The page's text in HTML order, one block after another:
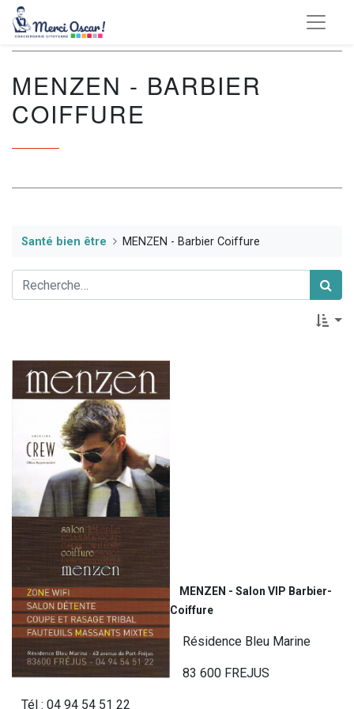
MENZEN - BARBIER
COIFFURE
Santé bien être MENZEN - Barbier Coiffure
MENZEN - Salon VIP Barbier-
Coiffure
Résidence Bleu Marine
83 600 FREJUS
Tél : 04 94 54 51 22